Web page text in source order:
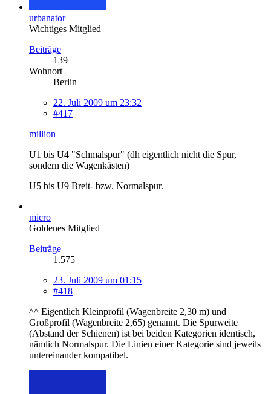
urbanator
Wichtiges Mitglied
Beiträge
139
Wohnort
Berlin
22. Juli 2009 um 23:32
#417
million
U1 bis U4 "Schmalspur" (dh eigentlich nicht die Spur,
sondern die Wagenkästen)
U5 bis U9 Breit- bzw. Normalspur.
micro
Goldenes Mitglied
Beiträge
1.575
23. Juli 2009 um 01:15
#418
^^ Eigentlich Kleinprofil (Wagenbreite 2,30 m) und
Großprofil (Wagenbreite 2,65) genannt. Die Spurweite
(Abstand der Schienen) ist bei beiden Kategorien identisch,
nämlich Normalspur. Die Linien einer Kategorie sind jeweils
untereinander kompatibel.